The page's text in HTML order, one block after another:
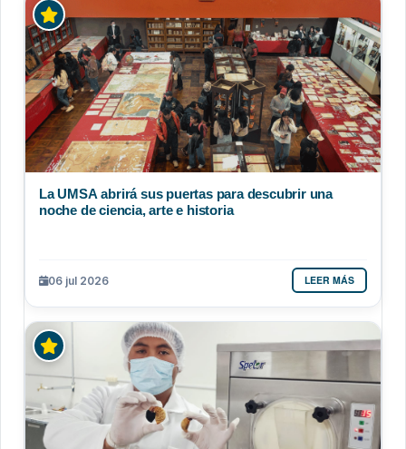
La UMSA abrirá sus puertas para descubrir una
noche de ciencia, arte e historia
06 jul 2026 LEER MÁS